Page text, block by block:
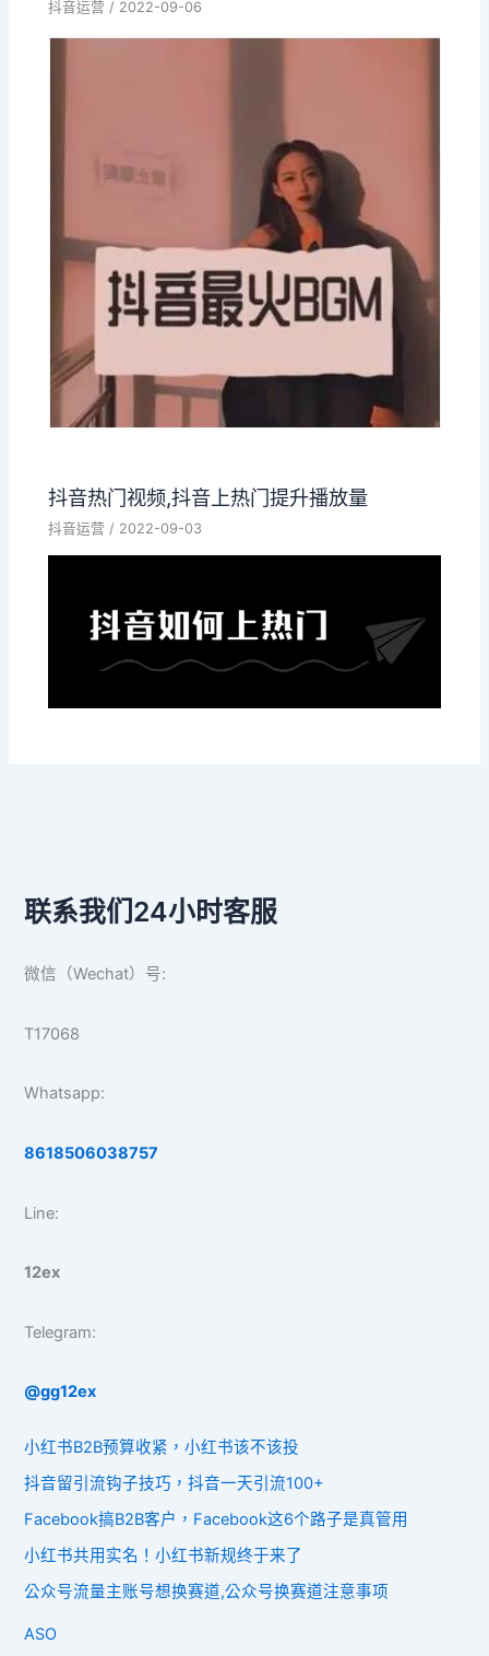
抖音运营 / 2022-09-06
抖音热门视频,抖音上热门提升播放量
抖音运营 / 2022-09-03
联系我们24小时客服
微信（Wechat）号:
T17068
Whatsapp:
8618506038757
Line:
12ex
Telegram:
@gg12ex
小红书B2B预算收紧，小红书该不该投
抖音留引流钩子技巧，抖音一天引流100+
Facebook搞B2B客户，Facebook这6个路子是真管用
小红书共用实名！小红书新规终于来了
公众号流量主账号想换赛道,公众号换赛道注意事项
ASO